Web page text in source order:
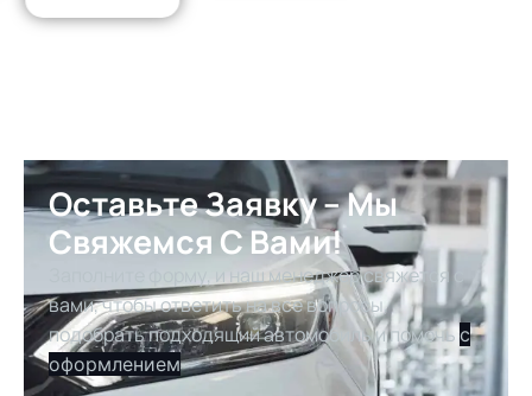
Оставьте Заявку – Мы
Свяжемся С Вами!
Заполните форму, и наш менеджер свяжется с
вами, чтобы ответить на все вопросы,
подобрать подходящий автомобиль и помочьс
оформлением